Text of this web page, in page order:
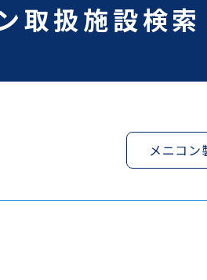
取扱施設検
メニコン